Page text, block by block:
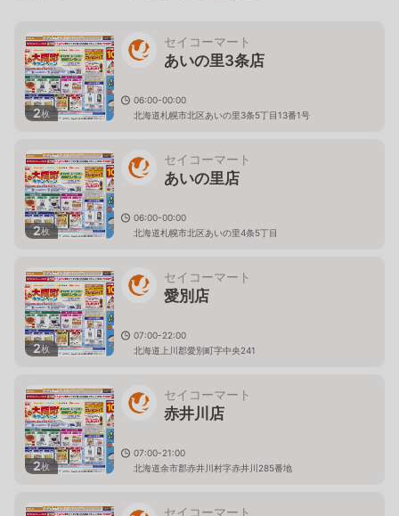
2枚
セイコーマート
あいの里3条店
06:00-00:00
北海道札幌市北区あいの里3条5丁目13番1号
2枚
セイコーマート
あいの里店
06:00-00:00
北海道札幌市北区あいの里4条5丁目
2枚
セイコーマート
愛別店
07:00-22:00
北海道上川郡愛別町字中央241
2枚
セイコーマート
赤井川店
07:00-21:00
北海道余市郡赤井川村字赤井川285番地
セイコーマート